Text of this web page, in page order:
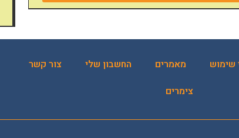
שימוש מאמרים החשבון שלי
צור קשר
צימרים